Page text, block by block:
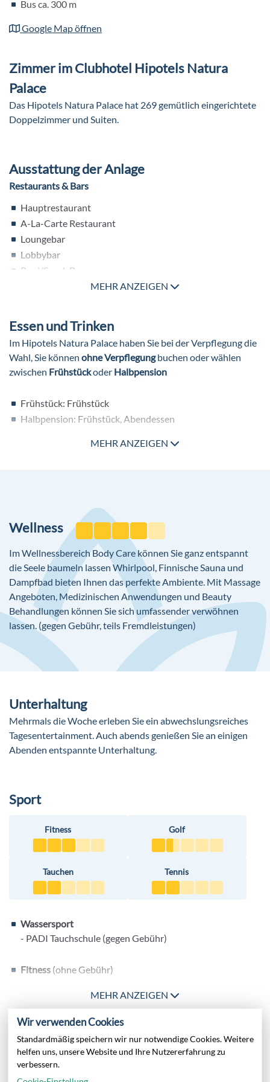
Bus ca. 300 m
Google Map öffnen
Zimmer im Clubhotel Hipotels Natura
Palace
Das Hipotels Natura Palace hat 269 gemütlich eingerichtete
Doppelzimmer und Suiten.
Ausstattung der Anlage
Restaurants & Bars
Hauptrestaurant
A-La-Carte Restaurant
Loungebar
Lobbybar
Pool/Snack Bar
Whirlpool (Outdoor, Meerwasser)
Weitere Ausstattung
Souvenirshop
Friseur
Internetterminal gegen Gebühr
Gartenanlage und Sonnenterrasse
MEHR ANZEIGEN
Essen und Trinken
Im Hipotels Natura Palace haben Sie bei der Verpflegung die
Wahl, Sie können ohne Verpflegungbuchen oder wählen
zwischen Frühstückoder Halbpension
Frühstück: Frühstück
Halbpension: Frühstück, Abendessen
Beschreibung der Verpflegungsangebote:
Getränke: ausgewählte nicht alkoholische Getränke,
ausgewählte nationale alkoholische Getränke,
ausgewählte Tischgetränke zu den Mahlzeiten, Kaffee/Tee
am Nachmittag (alle Getränke Angebote täglich, alle gegen
Gebühr)
MEHR ANZEIGEN
Wellness
Im Wellnessbereich Body Care können Sie ganz entspannt
die Seele baumeln lassen Whirlpool, Finnische Sauna und
Dampfbad bieten Ihnen das perfekte Ambiente. Mit Massage
Angeboten, Medizinischen Anwendungen und Beauty
Behandlungen können Sie sich umfassender verwöhnen
lassen. (gegen Gebühr, teils Fremdleistungen)
Unterhaltung
Mehrmals die Woche erleben Sie ein abwechslungsreiches
Tagesentertainment. Auch abends genießen Sie an einigen
Abenden entspannte Unterhaltung.
Sport
Fitness Golf
Tauchen Tennis
Wassersport
- PADI Tauchschule (gegen Gebühr)
Fitness (ohne Gebühr)
- Bauch-Beine-Po
- Rückenfit
- Stretching
Ballsport
MEHR ANZEIGEN
Infos
Mindestalter in der Unterkunft: 16 Jahre
Wir verwenden Cookies
Standardmäßig speichern wir nur notwendige Cookies. Weitere
helfen uns, unsere Website und Ihre Nutzererfahrung zu
verbessern.